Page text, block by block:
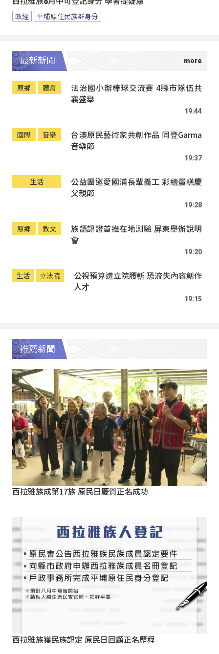
政經 平埔原住民族群身分
最新新聞
原鄉 體育
法治國小辦棒球交流賽 4縣市隊伍共
襄盛舉
19:44
國際 音樂
台澳原民藝術家共創作品 同登Garma
音樂節
19:37
生活
公益團邀愛國浦長輩義工 彩繪蛋糕慶
父親節
19:28
原鄉 教文
族語認證首推在地測驗 屏東舉辦說明
會
19:20
生活 立法院
公視預算遭立院腰斬 恐流失內容創作
人才
19:15
推薦新聞
西拉雅族成第17族 原民日慶賀正名成功
西拉雅族獲民族認定 原民日回顧正名歷程